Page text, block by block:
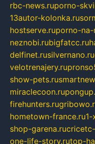
rbc-news.ruporno-
13autor-kolonka.ru
hostserve.ruporno-na-
neznobi.rubigfatcc.ru
delfinet.rusilvernano.ru
velotrenajery.ru
show-pets.ru
miraclecoon.ru
firehunters.ru
hometown-france.ru
shop-garena.ru
one-life-story.rutop-